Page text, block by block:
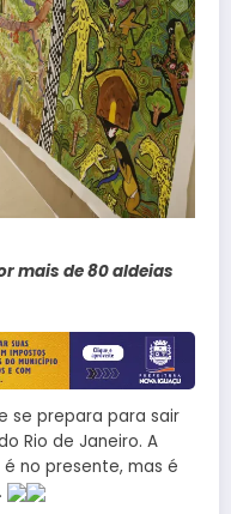
mais de 80 aldeias
se prepara para sair
Rio de Janeiro. A
no presente, mas é